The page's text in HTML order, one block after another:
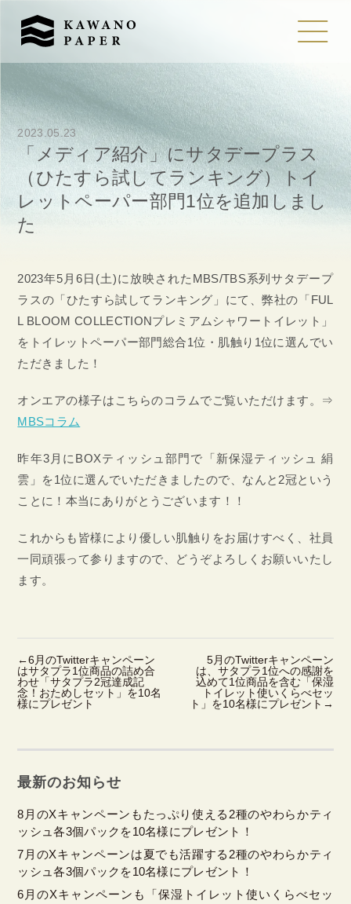
「メディア紹介」にサタデープラス
（ひたすら試してランキング）トイ
レットペーパー部門1位を追加しまし
た
2023.05.23
2023年5月6日(土)に放映されたMBS/TBS系列サタデープ
ラスの「ひたすら試してランキング」にて、弊社の「FUL
L BLOOM COLLECTIONプレミアムシャワートイレット」
をトイレットペーパー部門総合1位・肌触り1位に選んでい
ただきました！
オンエアの様子はこちらのコラムでご覧いただけます。⇒
MBSコラム
昨年3月にBOXティッシュ部門で「新保湿ティッシュ 絹
雲」を1位に選んでいただきましたので、なんと2冠という
ことに！本当にありがとうございます！！
これからも皆様により優しい肌触りをお届けすべく、社員
一同頑張って参りますので、どうぞよろしくお願いいたし
ます。
←6月のTwitterキャンペーン
はサタプラ1位商品の詰め合
わせ「サタプラ2冠達成記
念！おためしセット」を10名
様にプレゼント
5月のTwitterキャンペーン
は、サタプラ1位への感謝を
込めて1位商品を含む「保湿
トイレット使いくらべセッ
ト」を10名様にプレゼント →
最新のお知らせ
8月のXキャンペーンもたっぷり使える2種のやわらかティ
ッシュ各3個パックを10名様にプレゼント！
7月のXキャンペーンは夏でも活躍する2種のやわらかティ
ッシュ各3個パックを10名様にプレゼント！
6月のXキャンペーンも「保湿トイレット使いくらべセッ